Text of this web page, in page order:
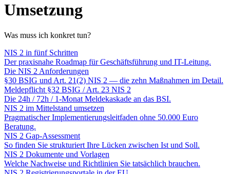
Umsetzung
Was muss ich konkret tun?
NIS 2 in fünf Schritten
Der praxisnahe Roadmap für Geschäftsführung und IT-Leitung.
Die NIS 2 Anforderungen
§30 BSIG und Art. 21(2) NIS 2 — die zehn Maßnahmen im Detail.
Meldepflicht §32 BSIG / Art. 23 NIS 2
Die 24h / 72h / 1-Monat Meldekaskade an das BSI.
NIS 2 im Mittelstand umsetzen
Pragmatischer Implementierungsleitfaden ohne 50.000 Euro
Beratung.
NIS 2 Gap-Assessment
So finden Sie strukturiert Ihre Lücken zwischen Ist und Soll.
NIS 2 Dokumente und Vorlagen
Welche Nachweise und Richtlinien Sie tatsächlich brauchen.